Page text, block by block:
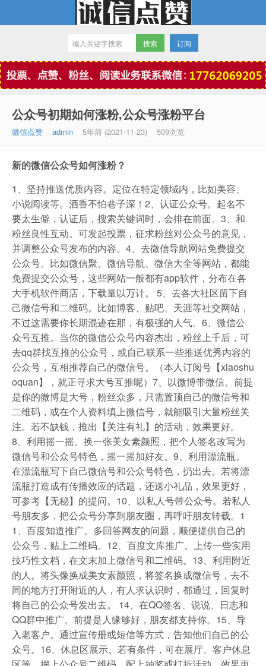
微信点赞
订阅
公众号初期如何涨粉,公众号涨粉平台
微信点赞 admin 5年前 (2021-11-23) 509浏览
新的微信公众号如何涨粉？
1、坚持推送优质内容。定位在特定领域内，比如美容、
小说阅读等。酒香不怕巷子深！2、认证公众号。起名不
要太生僻，认证后，搜索关键词时，会排在前面。3、和
粉丝良性互动。可发起投票，征求粉丝对公众号的意见，
并调整公众号发布的内容。4、去微信导航网站免费提交
公众号。比如微信聚、微信导航、微信大全等网站，都能
免费提交公众号，这些网站一般都有app软件，分布在各
大手机软件商店，下载量以万计。 5、去各大社区留下自
己微信号和二维码。比如博客、贴吧、天涯等社交网站，
不过这需要你长期混迹在那，有极强的人气。6、微信公
众号互推。当你的微信公众号内容杰出，粉丝上千后，可
去qq群找互推的公众号，或自己联系一些推送优秀内容的
公众号，互相推荐自己的微信号。（本人订阅号【xiaoshu
oquan】，就正寻求大号互推呢）7、以微博带微信。前提
是你的微博是大号，粉丝众多，只需置顶自己的微信号和
二维码，或在个人资料填上微信号，就能吸引大量粉丝关
注。若不缺钱，推出【关注有礼】的活动，效果更好。
8、利用摇一摇。换一张美女素颜照，把个人签名改写为
微信号和公众号特色，摇一摇加好友。9、利用漂流瓶。
在漂流瓶写下自己微信号和公众号特色，扔出去。若将漂
流瓶打造成有传播效应的话题，还送小礼品，效果更好，
可参考【无秘】的提问。10、以私人号带公众号。若私人
号朋友多，把公众号分享到朋友圈，再呼吁朋友转载。1
1、百度知道推广。多回答网友的问题，顺便提供自己的
公众号，贴上二维码。12、百度文库推广。上传一些实用
技巧性文档，在文末加上微信号和二维码。13、利用附近
的人。将头像换成美女素颜照，将签名换成微信号，去不
同的地方打开附近的人，有人求认识时，都通过，回复时
将自己的公众号发出去。 14、在QQ签名、说说、日志和
QQ群中推广。前提是人缘够好，朋友都支持你。15、导
入老客户。通过宣传册或短信等方式，告知他们自己的公
众号。16、休息区展示。若有条件，可在展厅、客户休息